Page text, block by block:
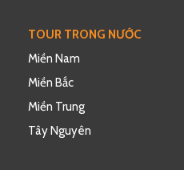
TOUR TRONG NƯỚC
Miền Nam
Miền Bắc
Miền Trung
Tây Nguyên